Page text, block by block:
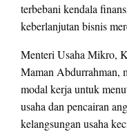
terbebani kendala
keberlanjutan bisnis
Menteri Usaha Mikro,
Maman Abdurrahman,
modal kerja untuk
usaha dan pencairan
kelangsungan usaha